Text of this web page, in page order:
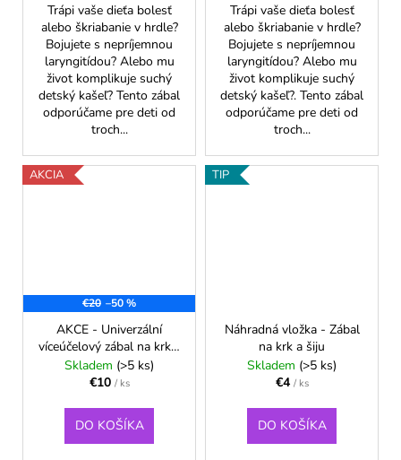
Trápi vaše dieťa bolesť
alebo škriabanie v hrdle?
Bojujete s nepríjemnou
laryngitídou? Alebo mu
život komplikuje suchý
detský kašeľ? Tento zábal
odporúčame pre deti od
troch...
Trápi vaše dieťa bolesť
alebo škriabanie v hrdle?
Bojujete s nepríjemnou
laryngitídou? Alebo mu
život komplikuje suchý
detský kašeľ?. Tento zábal
odporúčame pre deti od
troch...
AKCIA
€20 –50 %
AKCE - Univerzální
víceúčelový zábal na krk a
šíji nejen pro děti
Skladem (>5 ks)
€10 / ks
DO KOŠÍKA
TIP
Náhradná vložka - Zábal
na krk a šiju
Skladem (>5 ks)
€4 / ks
DO KOŠÍKA